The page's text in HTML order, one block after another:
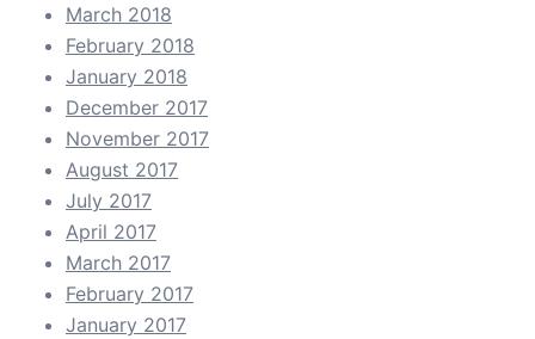
March 2018
February 2018
January 2018
December 2017
November 2017
August 2017
July 2017
April 2017
March 2017
February 2017
January 2017